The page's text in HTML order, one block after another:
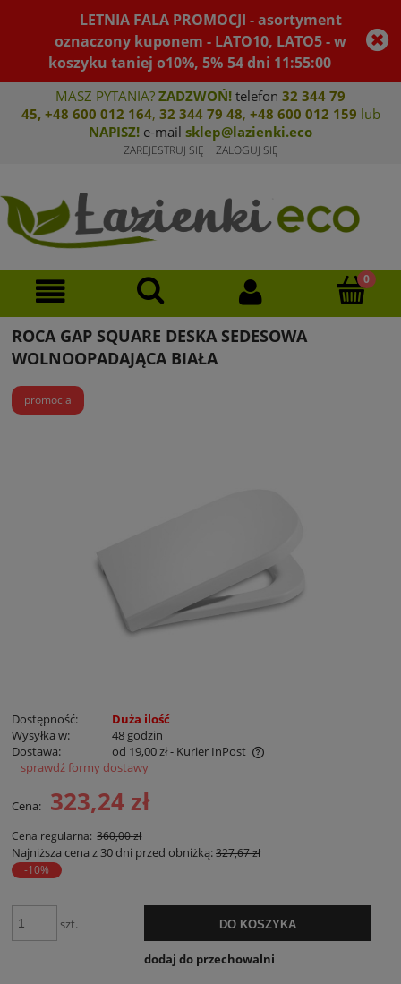
LETNIA FALA PROMOCJI - asortyment
oznaczony kuponem - LATO10, LATO5 - w
koszyku taniej o10%, 5% 54dni 11:54:59
MASZ PYTANIA? ZADZWOŃ! telefon 32 344 79
45, +48 600 012 164, 32 344 79 48, +48 600 012 159 lub
NAPISZ! e-mail sklep@lazienki.eco
ZAREJESTRUJ SIĘ ZALOGUJ SIĘ
ROCA GAP SQUARE DESKA SEDESOWA
WOLNOOPADAJĄCA BIAŁA
promocja
Dostępność:
Duża ilość
Wysyłka w:
48 godzin
Dostawa:
od 19,00 zł- Kurier InPost
Cena nie zawiera ewentualnych kosztów płatności
sprawdź formy dostawy
Cena: 323,24 zł
Cena regularna: 360,00 zł
Najniższa cena z 30 dni przed obniżką:327,67 zł
-10%
szt. DO KOSZYKA
dodaj do przechowalni